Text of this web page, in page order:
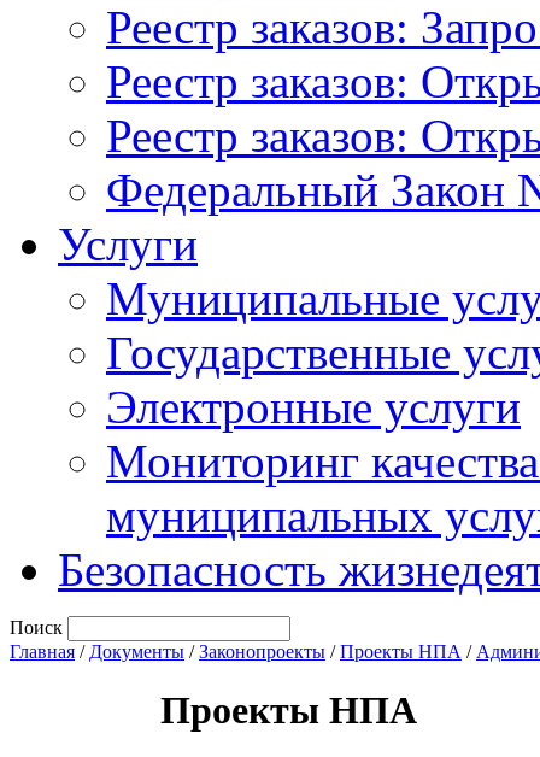
Реестр заказов:
Реестр заказов:
Реестр заказов:
Федеральный Закон
Услуги
Муниципальные
Государственные
Электронные услуги
Мониторинг
муниципальных
Безопасность
Поиск
Главная / Документы /Законопроекты /Проекты НПА /
Проекты НПА